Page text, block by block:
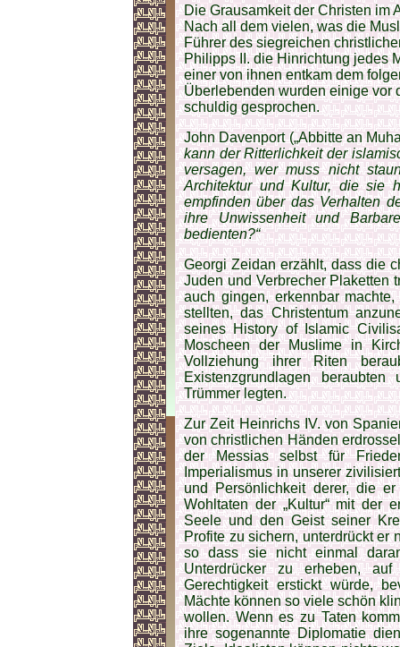
Die Grausamkeit der Christen im
Nach all dem vielen, was die
Führer des siegreichen
Philipps II. die Hinrichtung jedes
einer von ihnen entkam dem
Überlebenden wurden einige vor
schuldig gesprochen.
John Davenport („Abbitte an
kann der Ritterlichkeit der
versagen, wer muss nicht
Architektur und Kultur, die sie
empfinden über das Verhalten
ihre Unwissenheit und
bedienten?“
Georgi Zeidan erzählt, dass die
Juden und Verbrecher Plaketten
auch gingen, erkennbar
stellten, das Christentum
seines History of Islamic
Moscheen der Muslime in
Vollziehung ihrer Riten
Existenzgrundlagen
Trümmer legten.
Zur Zeit Heinrichs IV. von
von christlichen Händen
der Messias selbst für
Imperialismus in unserer
und Persönlichkeit derer, die
Wohltaten der „Kultur“ mit der
Seele und den Geist seiner
Profite zu sichern, unterdrückt er
so dass sie nicht einmal
Unterdrücker zu erheben,
Gerechtigkeit erstickt würde,
Mächte können so viele schön
wollen. Wenn es zu Taten
ihre sogenannte Diplomatie